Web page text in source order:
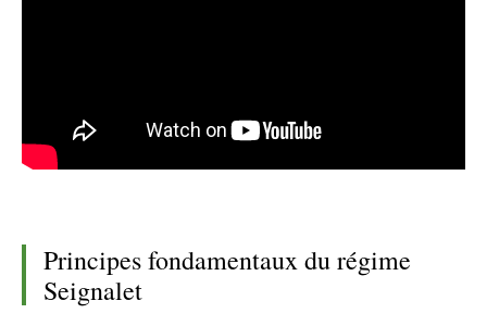
Principes fondamentaux du régime
Seignalet